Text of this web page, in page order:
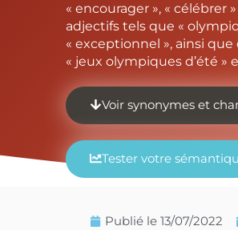
« encourager », « célébrer
adjectifs tels que «
« exceptionnel », ainsi
« jeux olympiques d’été »
Voir synonymes et
Tester votre
Publié le 13/07/2022